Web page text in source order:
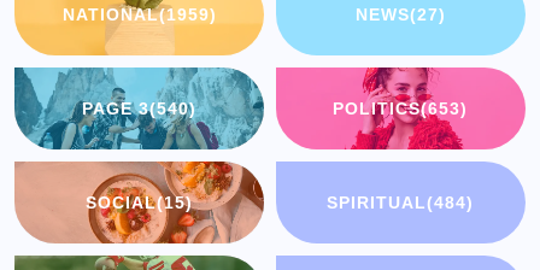
NATIONAL(1959) NEWS(27)
PAGE 3(540) POLITICS(653)
SOCIAL(15) SPIRITUAL(484)